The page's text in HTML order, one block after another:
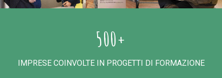
500+
IMPRESE COINVOLTE IN PROGETTI DI FORMAZIONE